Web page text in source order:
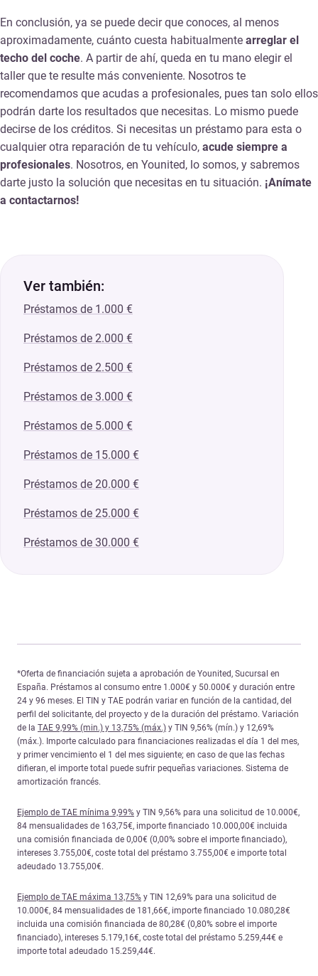
En conclusión, ya se puede decir que conoces, al menos
aproximadamente, cuánto cuesta habitualmente arreglar el
techo del coche. A partir de ahí, queda en tu mano elegir el
taller que te resulte más conveniente. Nosotros te
recomendamos que acudas a profesionales, pues tan solo ellos
podrán darte los resultados que necesitas. Lo mismo puede
decirse de los créditos. Si necesitas un préstamo para esta o
cualquier otra reparación de tu vehículo, acude siempre a
profesionales. Nosotros, en Younited, lo somos, y sabremos
darte justo la solución que necesitas en tu situación. ¡Anímate
a contactarnos!
Ver también:
Préstamos de 1.000 €
Préstamos de 2.000 €
Préstamos de 2.500 €
Préstamos de 3.000 €
Préstamos de 5.000 €
Préstamos de 15.000 €
Préstamos de 20.000 €
Préstamos de 25.000 €
Préstamos de 30.000 €
*Oferta de financiación sujeta a aprobación de Younited, Sucursal en
España. Préstamos al consumo entre 1.000€ y 50.000€ y duración entre
24 y 96 meses. El TIN y TAE podrán variar en función de la cantidad, del
perfil del solicitante, del proyecto y de la duración del préstamo. Variación
de la TAE 9,99% (min.) y 13,75% (máx.) y TIN 9,56% (mín.) y 12,69%
(máx.). Importe calculado para financiaciones realizadas el día 1 del mes,
y primer vencimiento el 1 del mes siguiente; en caso de que las fechas
difieran, el importe total puede sufrir pequeñas variaciones. Sistema de
amortización francés.
Ejemplo de TAE mínima 9,99% y TIN 9,56% para una solicitud de 10.000€,
84 mensualidades de 163,75€, importe financiado 10.000,00€ incluida
una comisión financiada de 0,00€ (0,00% sobre el importe financiado),
intereses 3.755,00€, coste total del préstamo 3.755,00€ e importe total
adeudado 13.755,00€.
Ejemplo de TAE máxima 13,75% y TIN 12,69% para una solicitud de
10.000€, 84 mensualidades de 181,66€, importe financiado 10.080,28€
incluida una comisión financiada de 80,28€ (0,80% sobre el importe
financiado), intereses 5.179,16€, coste total del préstamo 5.259,44€ e
importe total adeudado 15.259,44€.